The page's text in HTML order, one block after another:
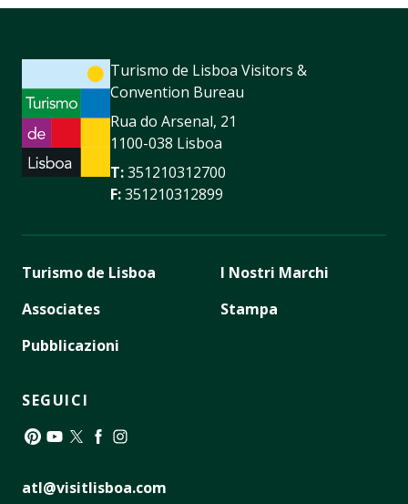
Turismo de Lisboa Visitors &
Convention Bureau
Rua do Arsenal, 21
1100-038 Lisboa
T:351210312700
F:351210312899
Turismo de Lisboa
Associates
Pubblicazioni
I Nostri Marchi
Stampa
SEGUICI
atl@visitlisboa.com